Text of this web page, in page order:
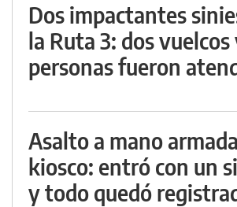
Dos impactantes
la Ruta 3: dos
personas fueron
Asalto a mano
kiosco: entró con un
y todo quedó